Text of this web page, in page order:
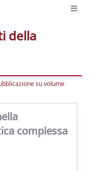
della
su volume
complessa